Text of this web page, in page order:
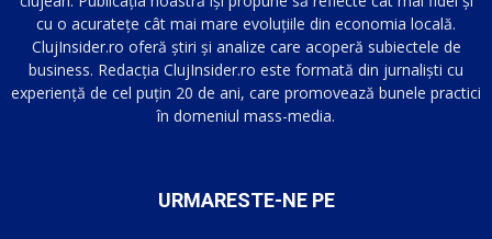
cu o acuratețe cât mai mare evoluțiile din economia locală.
ClujInsider.ro oferă știri și analize care acoperă subiectele de
business. Redacția ClujInsider.ro este formată din jurnaliști cu
experiență de cel puțin 20 de ani, care promovează bunele practici
în domeniul mass-media.
URMARESTE-NE PE